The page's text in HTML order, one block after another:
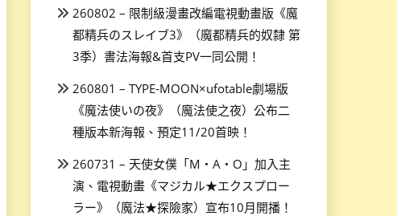
260802 – 限制級漫畫改編電視動畫版《魔
都精兵のスレイブ3》（魔都精兵的奴隸 第
3季）書法海報&首支PV一同公開！
260801 – TYPE-MOON×ufotable劇場版
《魔法使いの夜》（魔法使之夜）公布二
種版本新海報、預定11/20首映！
260731 – 天使女僕「M・A・O」加入主
演、電視動畫《マジカル★エクスプロー
ラー》（魔法★探險家）宣布10月開播！